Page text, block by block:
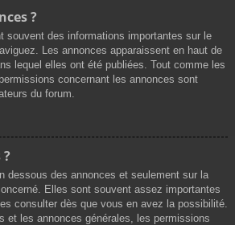
?
souvent des informations importantes sur le
Les annonces apparaissent en haut de
lequel elles ont été publiées. Tout comme les
concernant les annonces sont
du forum.
dessous des annonces et seulement sur la
Elles sont souvent assez importantes
consulter dès que vous en avez la possibilité.
et les annonces générales, les permissions